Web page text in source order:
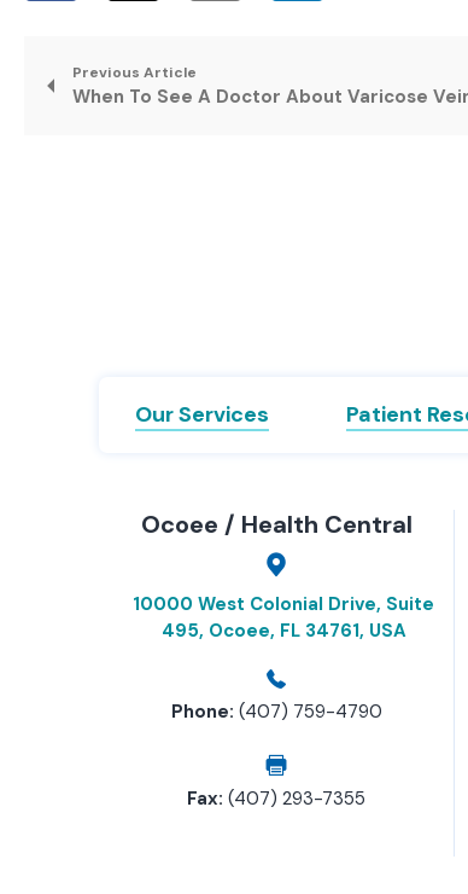
Previous Article
When To See A Doctor About Varicose
Our Services Patient
Ocoee / Health Central
10000 West Colonial Drive, Suite
495, Ocoee, FL 34761, USA
Phone: (407) 759-4790
Fax:(407) 293-7355